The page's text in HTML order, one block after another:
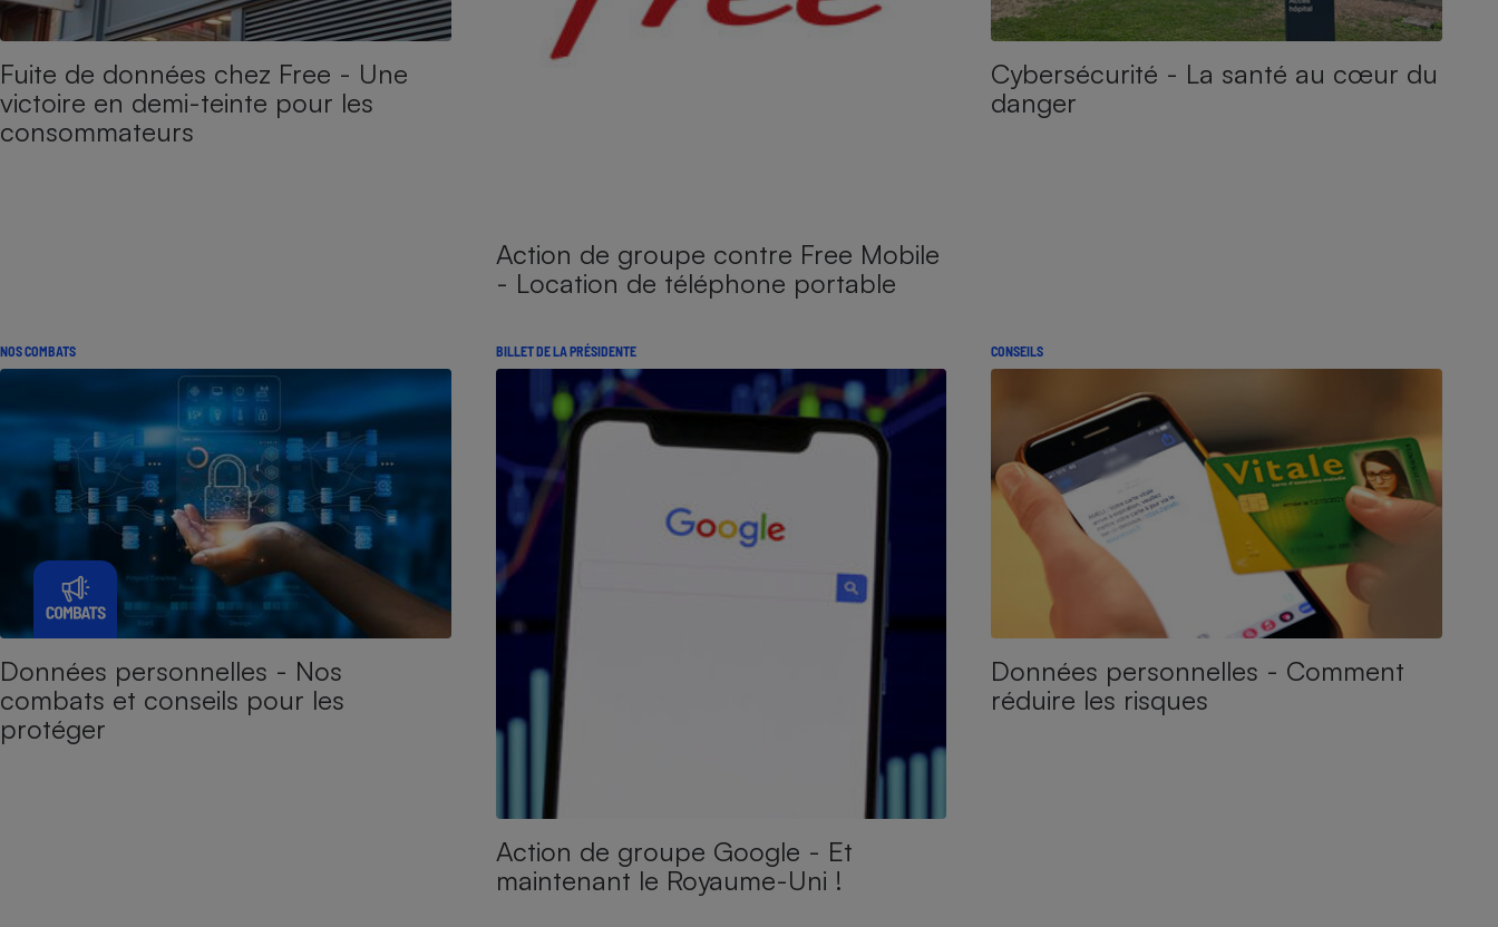
Fuite de données chez Free - Une
victoire en demi-teinte pour les
consommateurs
Action de groupe contre Free Mobile
- Location de téléphone portable
Cybersécurité - La santé au cœur du
danger
NOS COMBATS
Données personnelles - Nos
combats et conseils pour les
protéger
BILLET DE LA PRÉSIDENTE
Action de groupe Google - Et
maintenant le Royaume-Uni !
CONSEILS
Données personnelles - Comment
réduire les risques